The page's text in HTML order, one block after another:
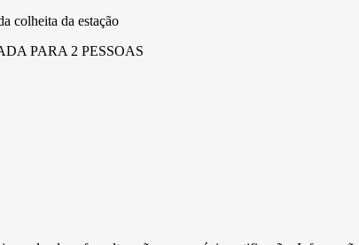
colheita da estação
PARA 2 PESSOAS